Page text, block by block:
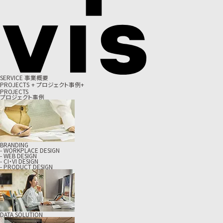
SERVICE 事業概要
PROJECTS +プロジェクト事例+
PROJECTS
プロジェクト事例
BRANDING
- WORKPLACE DESIGN
- WEB DESIGN
- CI・VI DESIGN
- PRODUCT DESIGN
DATA SOLUTION